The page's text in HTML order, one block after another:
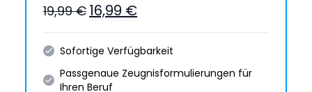
19,99 € 16,99 €
Sofortige Verfügbarkeit
Passgenaue Zeugnis­formulie­rungen für
Ihren Beruf